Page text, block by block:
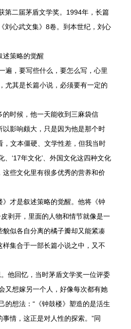
第二届茅盾文学奖。1994年，长篇
刘心武文集》8卷。到本世纪，刘心
述策略的觉醒
遍，要写些什么，要怎么写，心里
尤其是长篇小说，必须要有一定的
时候，他一天能收到三麻袋信
影响颇大，只是因为他是那个时
，文本僵硬、文学性差，但我当时
‘17年文化’、外国文化这四种文化
些文化里有很多优秀的营养和价
才是叙述策略的觉醒。他将《钟
剥开，里面的人物和情节就像是一
似各自分离的橘子瓣却又能紧凑
集合于一部长篇小说之中，又不
他回忆，当时茅盾文学奖一位评委
又想嫁另一个人，好像每次都有她
的想法：“《钟鼓楼》塑造的是活生
情，这正是对人性的探索。”同